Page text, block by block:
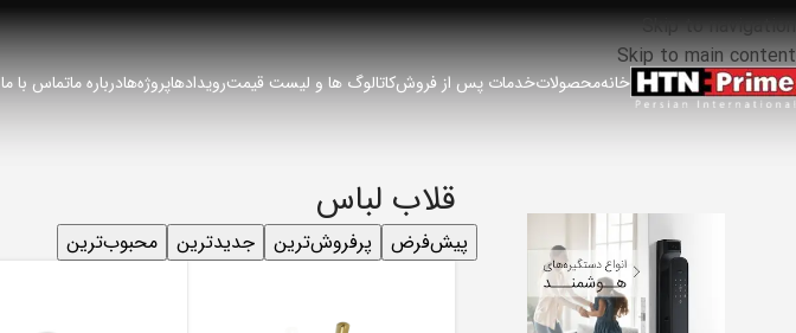
Skip to navigation
Skip to main content
خانهمحصولاتخدمات پس از فروشکاتالوگ ها و لیست قیمترویدادهاپروژه‌هادرباره ماتماس با ما
قلاب لباس
پیش‌فرض پرفروش‌ترین جدیدترین محبوب‌ترین